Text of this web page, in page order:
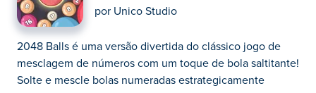
por Unico Studio
2048 Balls é uma versão divertida do clássico jogo de
mesclagem de números com um toque de bola saltitante!
Solte e mescle bolas numeradas estrategicamente